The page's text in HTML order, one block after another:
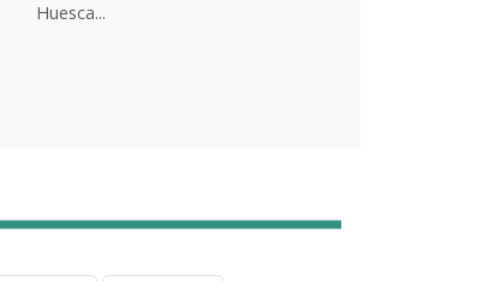
Huesca...